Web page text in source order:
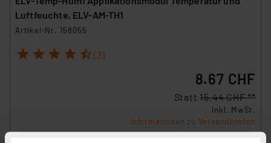
Luftfeuchte, ELV-AM-TH1
Artikel-Nr. 158055
1 2 3 4 5 (3)
8.67 CHF
Statt15.44 CHF **
inkl. MwSt.
Informationen zu Versandkosten